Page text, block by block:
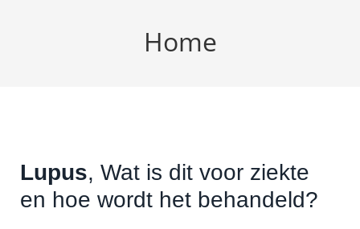
Home
Lupus, Wat is dit voor ziekte
en hoe wordt het behandeld?